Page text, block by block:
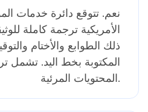
نعم. تتوقع دائرة خدمات
الأمريكية ترجمة كاملة
ذلك الطوابع والأختام
المكتوبة بخط اليد. تشمل
المحتويات المرئية.